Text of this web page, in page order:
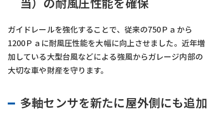
ガイドレールを強化することで、従来の750Ｐａから
1200Ｐａに耐風圧性能を大幅に向上させました。近年増
加している大型台風などによる強風からガレージ内部の
大切な車や財産を守ります。
多軸センサを新たに屋外側にも追加